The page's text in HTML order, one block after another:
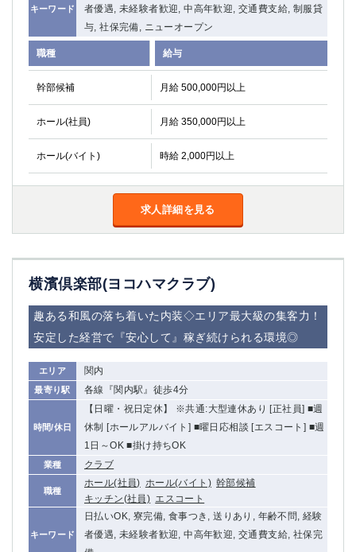
キーワード
者優遇, 未経験者歓迎, 中高年歓迎, 交通費支給, 制服貸
与, 社保完備, ニューオープン
職種 給与
幹部候補 月給 500,000円以上
ホール(社員) 月給 350,000円以上
ホール(バイト) 時給 2,000円以上
求人詳細を見る
横濱倶楽部(ヨコハマクラブ)
趣ある和風の落ち着いた内装◇エリア最大級の集客力！
安定した経営で『安心して』稼ぎ続けられる環境◎
エリア 関内
最寄り駅 各線『関内駅』徒歩4分
時間/休日
【日曜・祝日定休】 ※共通:大型連休あり [正社員] ■週
休制 [ホールアルバイト] ■曜日応相談 [エスコート] ■週
1日～OK ■掛け持ちOK
業種 クラブ
職種
ホール(社員) ホール(バイト) 幹部候補
キッチン(社員) エスコート
キーワード
日払いOK, 寮完備, 食事つき, 送りあり, 年齢不問, 経験
者優遇, 未経験者歓迎, 中高年歓迎, 交通費支給, 社保完